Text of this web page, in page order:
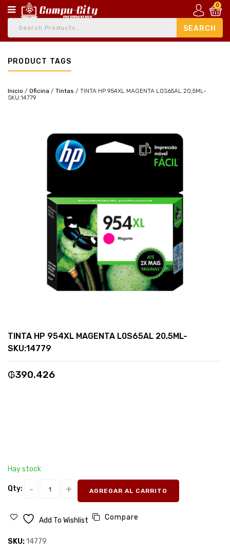
0
PRODUCT TAGS
Inicio / Oficina / Tintas / TINTA HP 954XL MAGENTA L0S65AL 20,5ML-
SKU:14779
TINTA HP 954XL MAGENTA L0S65AL 20,5ML-
SKU:14779
₲390.426
Hay stock
Qty: AGREGAR AL CARRITO
Add To Wishlist Compare
SKU:14779